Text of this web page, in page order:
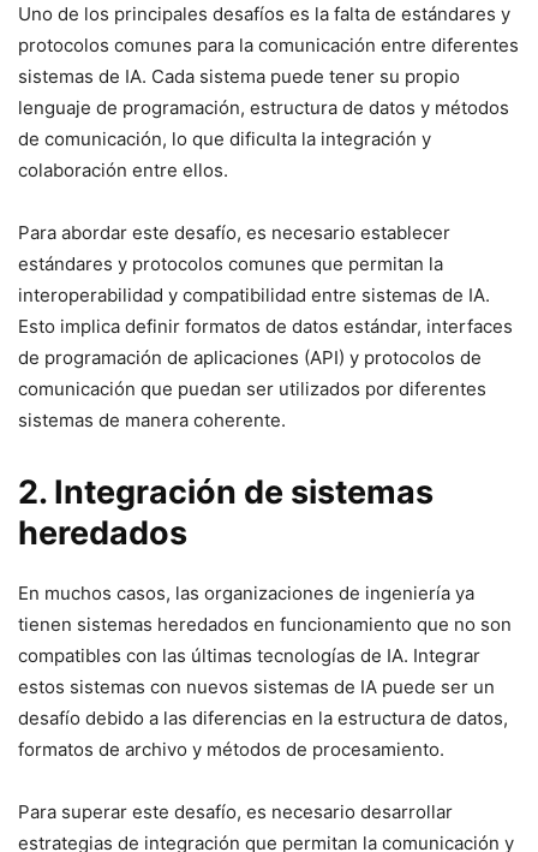
Uno de los principales desafíos es la falta de estándares y
protocolos comunes para la comunicación entre diferentes
sistemas de IA. Cada sistema puede tener su propio
lenguaje de programación, estructura de datos y métodos
de comunicación, lo que dificulta la integración y
colaboración entre ellos.
Para abordar este desafío, es necesario establecer
estándares y protocolos comunes que permitan la
interoperabilidad y compatibilidad entre sistemas de IA.
Esto implica definir formatos de datos estándar, interfaces
de programación de aplicaciones (API) y protocolos de
comunicación que puedan ser utilizados por diferentes
sistemas de manera coherente.
2. Integración de sistemas
heredados
En muchos casos, las organizaciones de ingeniería ya
tienen sistemas heredados en funcionamiento que no son
compatibles con las últimas tecnologías de IA. Integrar
estos sistemas con nuevos sistemas de IA puede ser un
desafío debido a las diferencias en la estructura de datos,
formatos de archivo y métodos de procesamiento.
Para superar este desafío, es necesario desarrollar
estrategias de integración que permitan la comunicación y